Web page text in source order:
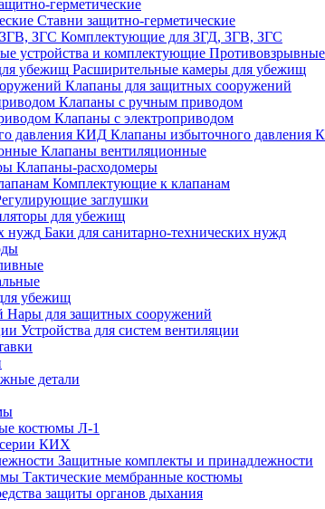
герметические
Ставни защитно-герметические
Комплектующие для ЗГД, ЗГВ, ЗГС
Расширительные камеры для убежищ
Клапаны для защитных сооружений
Клапаны с ручным приводом
Клапаны с электроприводом
Клапаны избыточного давления
Клапаны вентиляционные
Клапаны-расходомеры
Комплектующие к клапанам
заглушки
для убежищ
Баки для санитарно-технических нужд
убежищ
Нары для защитных сооружений
Устройства для систем вентиляции
детали
костюмы Л-1
КИХ
Защитные комплекты и принадлежности
Тактические мембранные костюмы
защиты органов дыхания